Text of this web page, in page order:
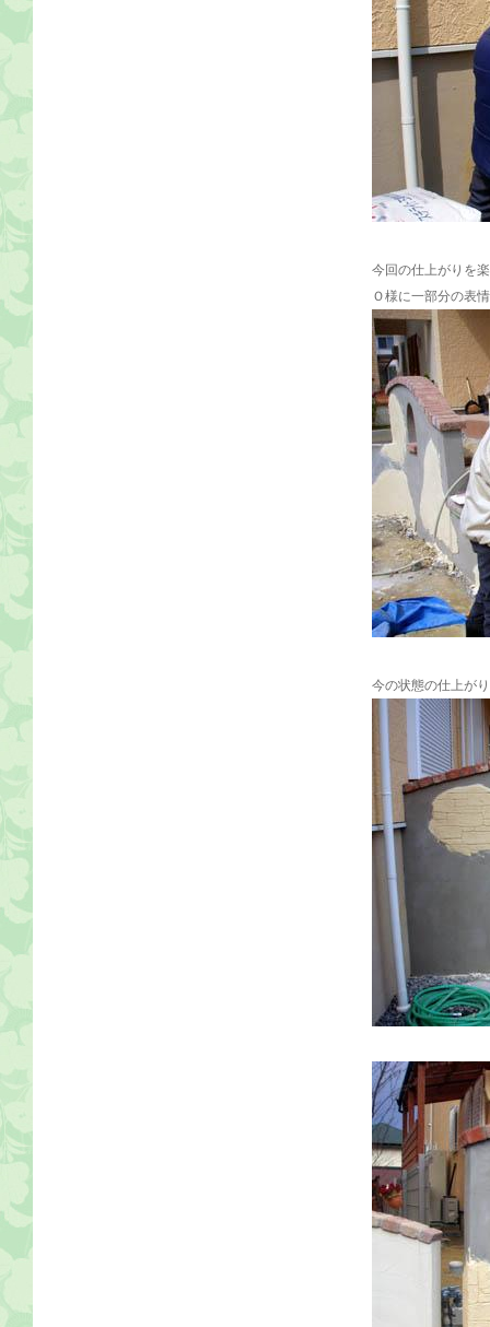
今回の仕上がりを
Ｏ様に一部分の表
今の状態の仕上が